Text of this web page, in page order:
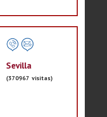
Sevilla
(370967 visitas)